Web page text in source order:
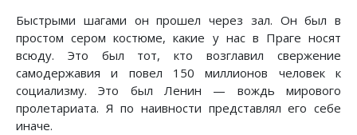
Быстрыми шагами он прошел через зал. Он был в
простом сером костюме, какие у нас в Праге носят
всюду. Это был тот, кто возглавил свержение
самодержавия и повел 150 миллионов человек к
социализму. Это был Ленин — вождь мирового
пролетариата. Я по наивности представлял его себе
иначе.